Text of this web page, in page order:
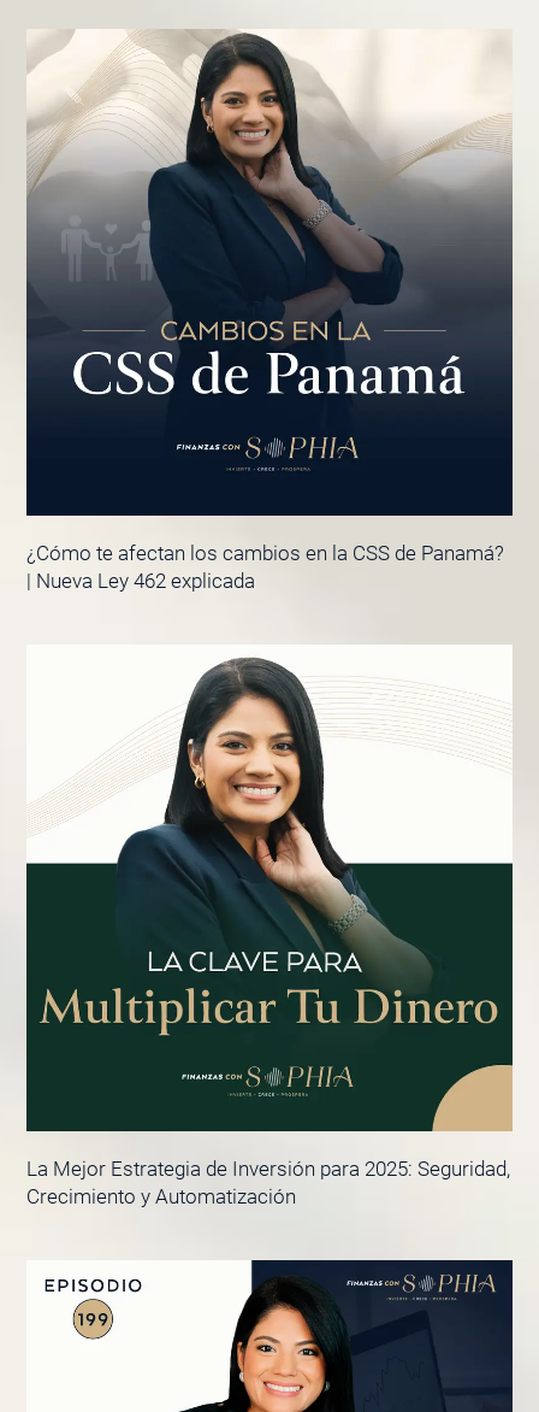
¿Cómo te afectan los cambios en la CSS de Panamá?
| Nueva Ley 462 explicada
La Mejor Estrategia de Inversión para 2025: Seguridad,
Crecimiento y Automatización